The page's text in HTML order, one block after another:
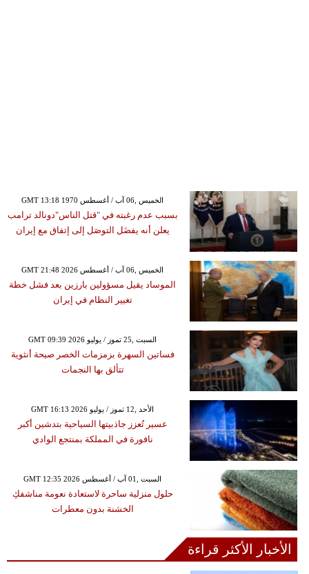
GMT 13:18 1970 الخميس ,06 آب / أغسطس
بسبب عدم رغبته في "قتل الناس"دونالد ترامب
يعلن أنه يفضَل التوصَل إلى إتفاق مع إيران
GMT 21:48 2026 الخميس ,06 آب / أغسطس
الموساد يقيل مسؤولين بارزين بعد فشل خطة
تغيير النظام في إيران
GMT 09:39 2026 السبت ,25 تموز / يوليو
فساتين السهرة بزمزمات الخصر صيحة أنثوية
تتألق بها النجمات
GMT 16:13 2026 الأحد ,12 تموز / يوليو
عسير تُعزز جاذبيتها السياحية بتدشين أكبر
نافورة في المملكة بمنتجع الوادي
GMT 12:35 2026 السبت ,01 آب / أغسطس
حلول منزلية ساحرة لاستعادة نعومة مناشفكِ
الخشنة بدون معطرات
الأخبار الأكثر قراءة